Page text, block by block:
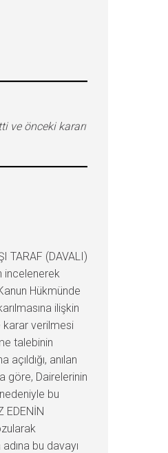
ve önceki kararı
TARAF (DAVALI)
incelenerek
Hükmünde
ilişkin
karar verilmesi
talebinin
anılan
göre, Dairelerinin
bu
EDENİN
bu davayı